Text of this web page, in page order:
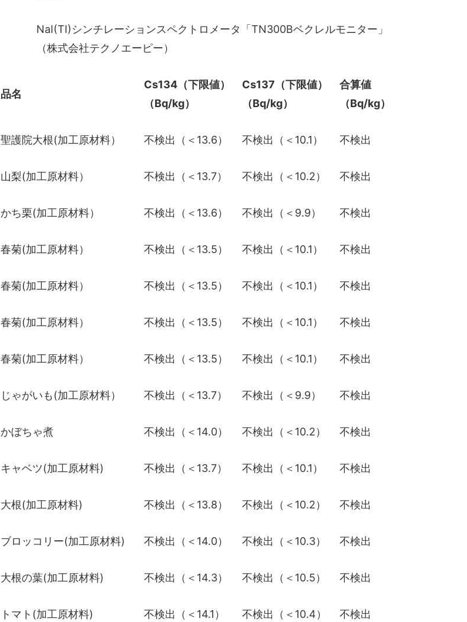
NaI(TI)シンチレーションスペクトロメータ「TN300Bベクレルモニター」
（株式会社テクノエーピー）
品名
Cs134（下限値）
（Bq/kg）
Cs137（下限値）
（Bq/kg）
合算値
（Bq/kg）
聖護院大根(加工原材料） 不検出（＜13.6） 不検出（＜10.1） 不検出
山梨(加工原材料） 不検出（＜13.7） 不検出（＜10.2） 不検出
かち栗(加工原材料） 不検出（＜13.6） 不検出（＜9.9） 不検出
春菊(加工原材料） 不検出（＜13.5） 不検出（＜10.1） 不検出
春菊(加工原材料） 不検出（＜13.5） 不検出（＜10.1） 不検出
春菊(加工原材料） 不検出（＜13.5） 不検出（＜10.1） 不検出
春菊(加工原材料） 不検出（＜13.5） 不検出（＜10.1） 不検出
じゃがいも(加工原材料） 不検出（＜13.7） 不検出（＜9.9） 不検出
かぼちゃ煮 不検出（＜14.0） 不検出（＜10.2） 不検出
キャベツ(加工原材料) 不検出（＜13.7） 不検出（＜10.1） 不検出
大根(加工原材料) 不検出（＜13.8） 不検出（＜10.2） 不検出
ブロッコリー(加工原材料) 不検出（＜14.0） 不検出（＜10.3） 不検出
大根の葉(加工原材料) 不検出（＜14.3） 不検出（＜10.5） 不検出
トマト(加工原材料) 不検出（＜14.1） 不検出（＜10.4） 不検出